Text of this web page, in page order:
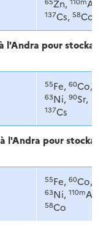
Zn,
137Cs, 58Co
pour
55Fe, 60Co,
63Ni, 90Sr,
137Cs
pour
55Fe, 60Co,
63Ni, 110m
58Co